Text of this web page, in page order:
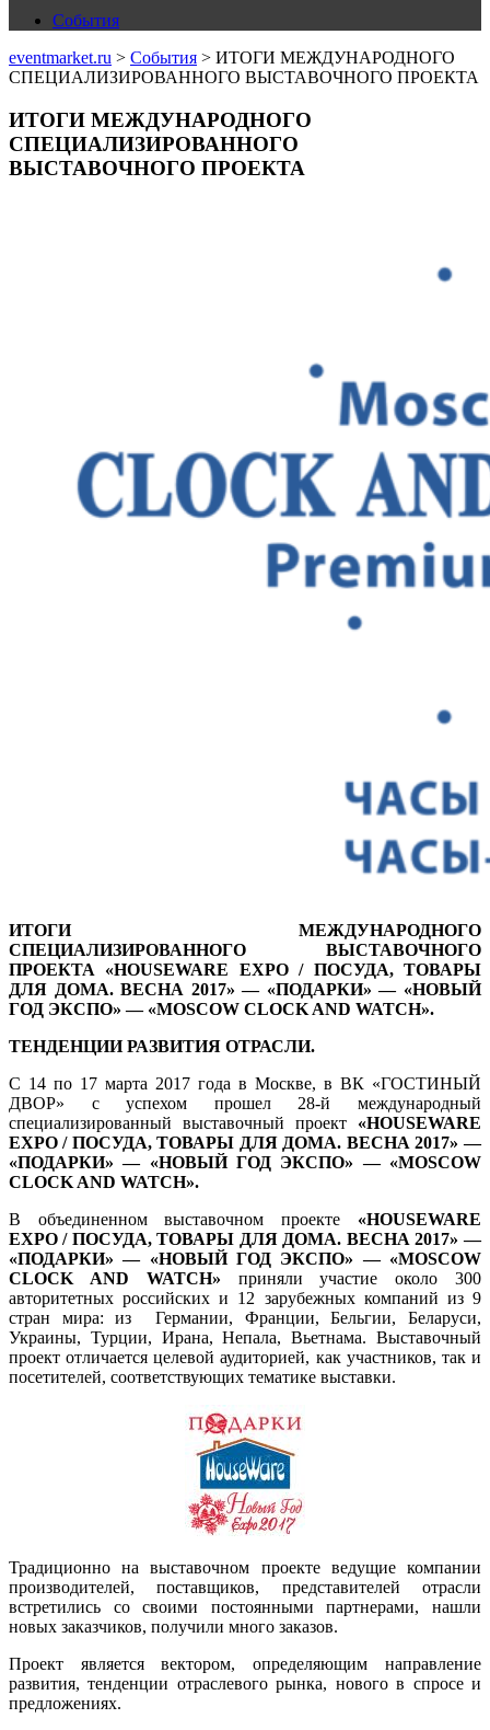
События
eventmarket.ru > События > ИТОГИ МЕЖДУНАРОДНОГО
СПЕЦИАЛИЗИРОВАННОГО ВЫСТАВОЧНОГО ПРОЕКТА
ИТОГИ МЕЖДУНАРОДНОГО
СПЕЦИАЛИЗИРОВАННОГО
ВЫСТАВОЧНОГО ПРОЕКТА
ИТОГИ МЕЖДУНАРОДНОГО
СПЕЦИАЛИЗИРОВАННОГО ВЫСТАВОЧНОГО
ПРОЕКТА «HOUSEWARE EXPO / ПОСУДА, ТОВАРЫ
ДЛЯ ДОМА. ВЕСНА 2017» — «ПОДАРКИ» — «НОВЫЙ
ГОД ЭКСПО» — «MOSCOW CLOCK AND WATCH».
ТЕНДЕНЦИИ РАЗВИТИЯ ОТРАСЛИ.
С 14 по 17 марта 2017 года в Москве, в ВК «ГОСТИНЫЙ
ДВОР» с успехом прошел 28-й международный
специализированный выставочный проект «HOUSEWARE
EXPO / ПОСУДА, ТОВАРЫ ДЛЯ ДОМА. ВЕСНА 2017» —
«ПОДАРКИ» — «НОВЫЙ ГОД ЭКСПО» — «MOSCOW
CLOCK AND WATCH».
В объединенном выставочном проекте «HOUSEWARE
EXPO / ПОСУДА, ТОВАРЫ ДЛЯ ДОМА. ВЕСНА 2017» —
«ПОДАРКИ» — «НОВЫЙ ГОД ЭКСПО» — «MOSCOW
CLOCK AND WATCH» приняли участие около 300
авторитетных российских и 12 зарубежных компаний из 9
стран мира: из Германии, Франции, Бельгии, Беларуси,
Украины, Турции, Ирана, Непала, Вьетнама. Выставочный
проект отличается целевой аудиторией, как участников, так и
посетителей, соответствующих тематике выставки.
Традиционно на выставочном проекте ведущие компании
производителей, поставщиков, представителей отрасли
встретились со своими постоянными партнерами, нашли
новых заказчиков, получили много заказов.
Проект является вектором, определяющим направление
развития, тенденции отраслевого рынка, нового в спросе и
предложениях.